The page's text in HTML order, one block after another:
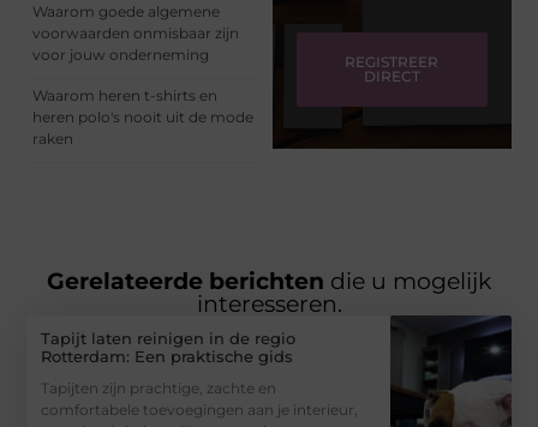
Waarom goede algemene
voorwaarden onmisbaar zijn
voor jouw onderneming
Waarom heren t-shirts en
heren polo's nooit uit de mode
raken
REGISTREER
DIRECT
Gerelateerde berichten die u mogelijk
interesseren.
Tapijt laten reinigen in de regio
Rotterdam: Een praktische gids
Tapijten zijn prachtige, zachte en
comfortabele toevoegingen aan je interieur,